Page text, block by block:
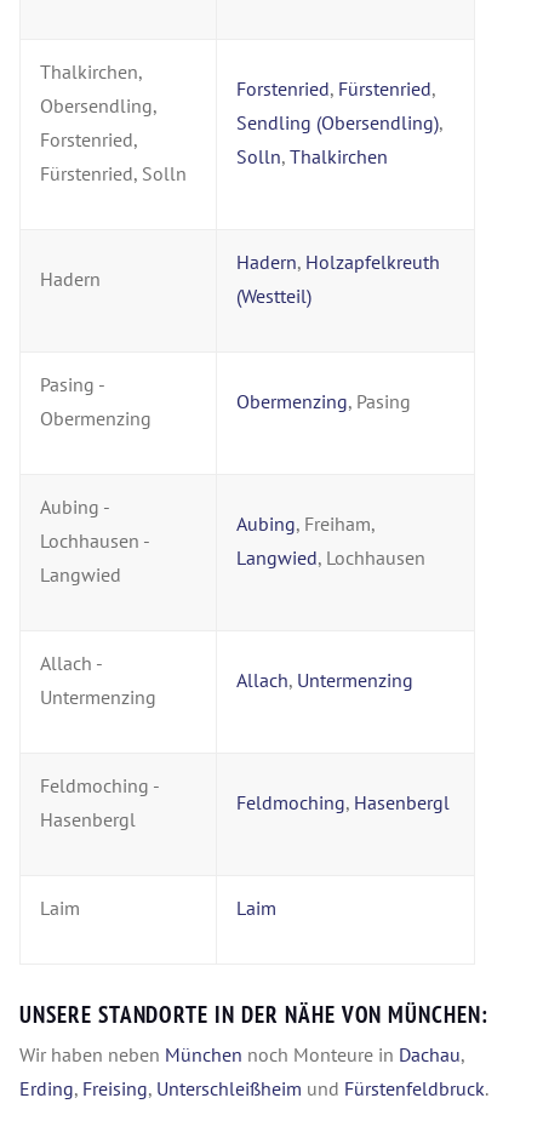
Thalkirchen,
Obersendling,
Forstenried,
Fürstenried, Solln
Forstenried, Fürstenried,
Sendling (Obersendling),
Solln, Thalkirchen
Hadern
Hadern, Holzapfelkreuth
(Westteil)
Pasing -
Obermenzing
Obermenzing, Pasing
Aubing -
Lochhausen -
Langwied
Aubing, Freiham,
Langwied, Lochhausen
Allach -
Untermenzing
Allach, Untermenzing
Feldmoching -
Hasenbergl
Feldmoching, Hasenbergl
Laim Laim
UNSERE STANDORTE IN DER NÄHE VON MÜNCHEN:
Wir haben neben München noch Monteure in Dachau,
Erding, Freising, Unterschleißheim und Fürstenfeldbruck.